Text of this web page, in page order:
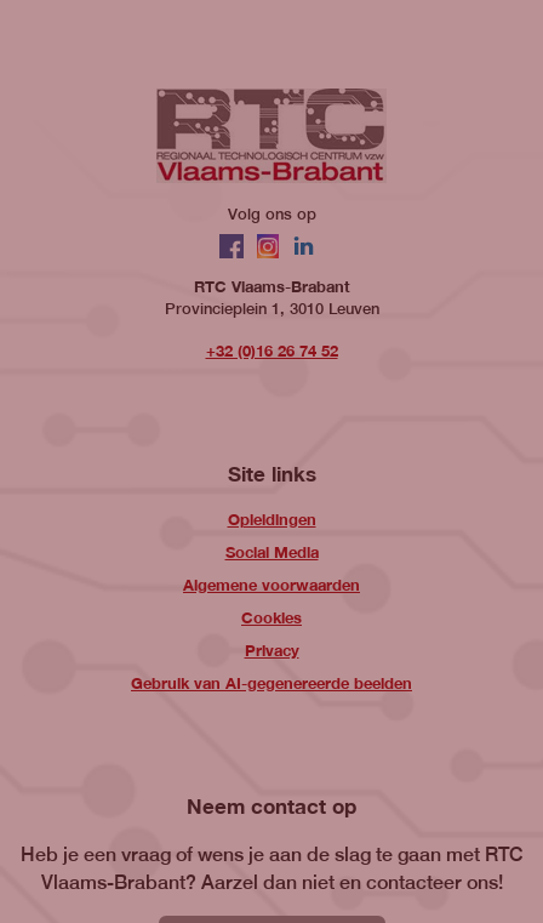
Volg ons op
Facebook
Instagram
LinkedIn
RTC Vlaams-Brabant
Provincieplein 1, 3010 Leuven
+32 (0)16 26 74 52
Site links
Opleidingen
Social Media
Algemene voorwaarden
Cookies
Privacy
Gebruik van AI-gegenereerde beelden
Neem contact op
Heb je een vraag of wens je aan de slag te gaan met RTC
Vlaams-Brabant? Aarzel dan niet en contacteer ons!